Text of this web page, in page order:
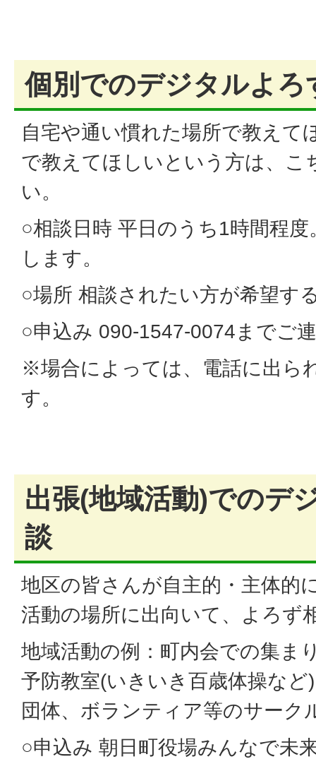
個別でのデジタルよろ
自宅や通い慣れた場所で教えて
で教えてほしいという方は、こ
い。
○相談日時 平日のうち1時間程
します。
○場所 相談されたい方が希望す
○申込み 090-1547-0074までご
※場合によっては、電話に出ら
す。
出張(地域活動)でのデ
談
地区の皆さんが自主的・主体的
活動の場所に出向いて、よろず
地域活動の例：町内会での集ま
予防教室(いきいき百歳体操など
団体、ボランティア等のサーク
○申込み 朝日町役場みんなで未